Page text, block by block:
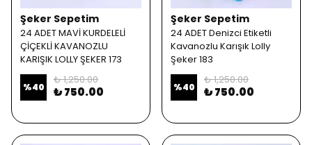
Şeker Sepetim
24 ADET MAVİ KURDELELİ
ÇİÇEKLİ KAVANOZLU
KARIŞIK LOLLY ŞEKER 173
%40
₺ 1,250.00
₺ 750.00
Şeker Sepetim
24 ADET Denizci Etiketli
Kavanozlu Karışık Lolly
Şeker 183
%40
₺ 1,250.00
₺ 750.00